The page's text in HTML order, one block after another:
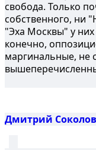
свобода. Только
собственного, ни
"Эха Москвы" у них
конечно,
маргинальные, не
Дмитрий